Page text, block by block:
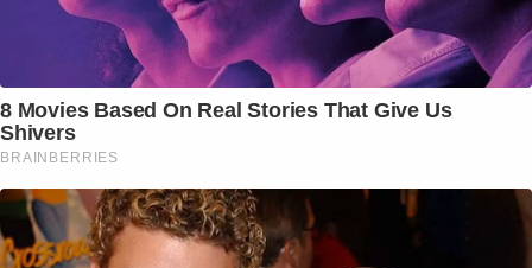
8 Movies Based On Real Stories That Give Us
Shivers
BRAINBERRIES